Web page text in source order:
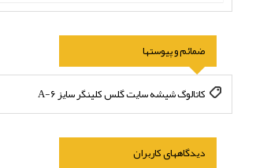
ضمائم و پیوستها
کاتالوگ شیشه سایت گلس کلینگر سایز A-6
دیدگاههای کاربران